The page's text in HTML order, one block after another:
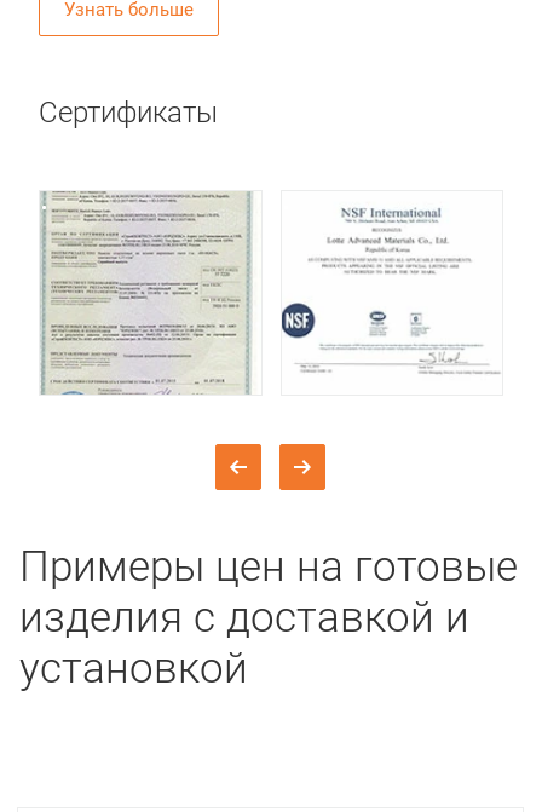
Узнать больше
Сертификаты
Примеры цен на готовые
изделия с доставкой и
установкой